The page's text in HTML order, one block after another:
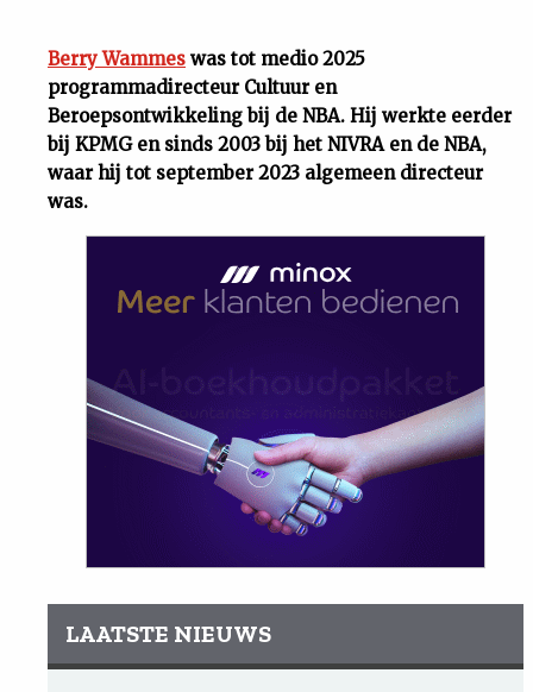
Berry Wammes was tot medio 2025
programmadirecteur Cultuur en
Beroepsontwikkeling bij de NBA. Hij werkte eerder
bij KPMG en sinds 2003 bij het NIVRA en de NBA,
waar hij tot september 2023 algemeen directeur
was.
LAATSTE NIEUWS